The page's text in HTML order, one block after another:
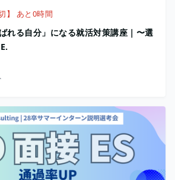
】 あと0時間
れる自分」になる就活対策講座｜〜選